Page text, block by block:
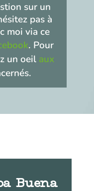
sur un
pas à
moi via ce
. Pour
un oeil aux
Buena